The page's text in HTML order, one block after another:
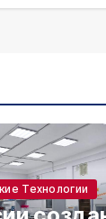
Технологии